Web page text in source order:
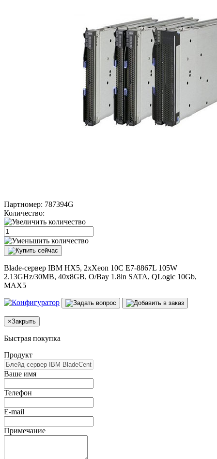
Партномер: 787394G
Количество:
Blade-сервер IBM HX5, 2xXeon 10C E7-8867L 105W
2.13GHz/30MB, 40x8GB, O/Bay 1.8in SATA, QLogic 10Gb,
MAX5
×Закрыть
Быстрая покупка
Продукт
Ваше имя
Телефон
E-mail
Примечание